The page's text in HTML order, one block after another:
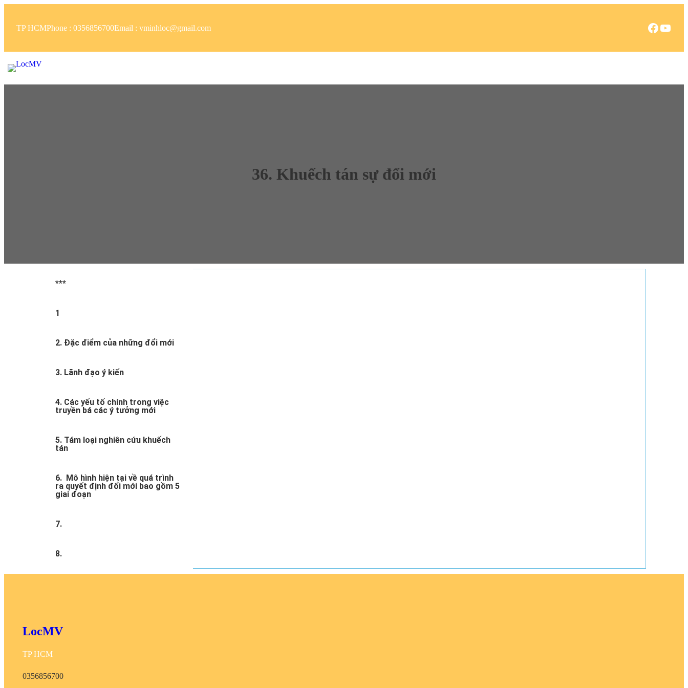
TP HCMPhone : 0356856700Email : vminhloc@gmail.com
36. Khuếch tán sự đổi mới
***
1
2. Đặc điểm của những đổi mới
3. Lãnh đạo ý kiến
4. Các yếu tố chính trong việc
truyền bá các ý tưởng mới
5. Tám loại nghiên cứu khuếch
tán
6. Mô hình hiện tại về quá trình
ra quyết định đổi mới bao gồm 5
giai đoạn
7.
8.
LocMV
TP HCM
0356856700